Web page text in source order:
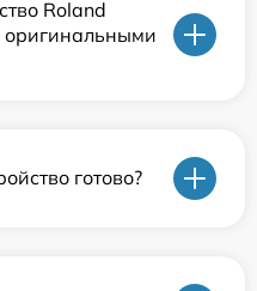
Roland
оригинальными
готово?